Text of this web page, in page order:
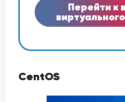
Перейти к
CentOS